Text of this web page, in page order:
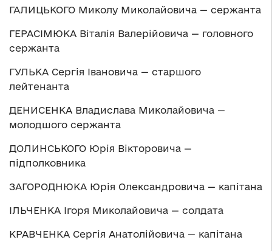
ГАЛИЦЬКОГО Миколу Миколайовича — сержанта
ГЕРАСІМЮКА Віталія Валерійовича — головного
сержанта
ГУЛЬКА Сергія Івановича — старшого
лейтенанта
ДЕНИСЕНКА Владислава Миколайовича —
молодшого сержанта
ДОЛИНСЬКОГО Юрія Вікторовича —
підполковника
ЗАГОРОДНЮКА Юрія Олександровича — капітана
ІЛЬЧЕНКА Ігоря Миколайовича — солдата
КРАВЧЕНКА Сергія Анатолійовича — капітана